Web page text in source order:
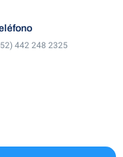
442 248 2325